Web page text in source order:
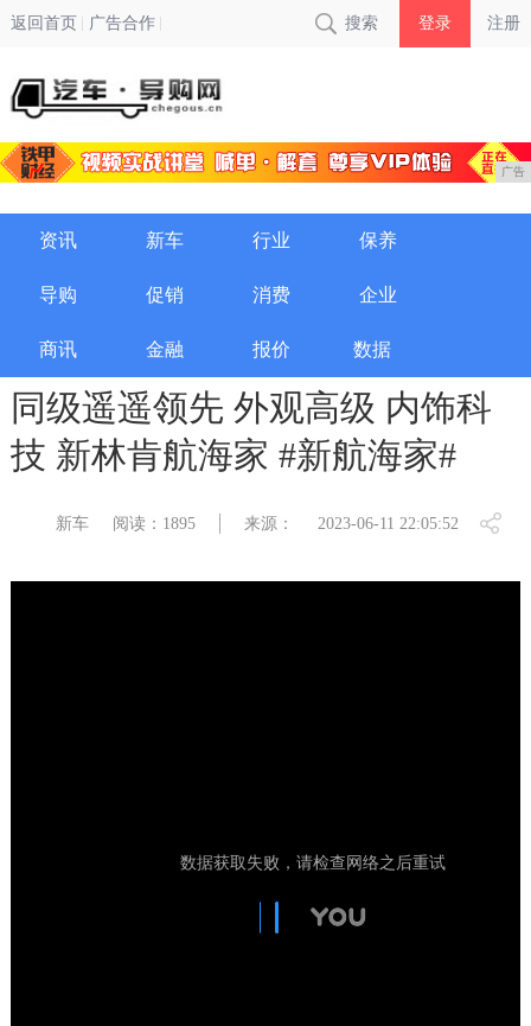
返回首页 广告合作 搜索 登录 注册
广告
资讯 新车 行业 保养
导购 促销 消费 企业
商讯 金融 报价 数据
同级遥遥领先 外观高级 内饰科
技 新林肯航海家 #新航海家#
新车 阅读：1895 来源： 2023-06-11 22:05:52